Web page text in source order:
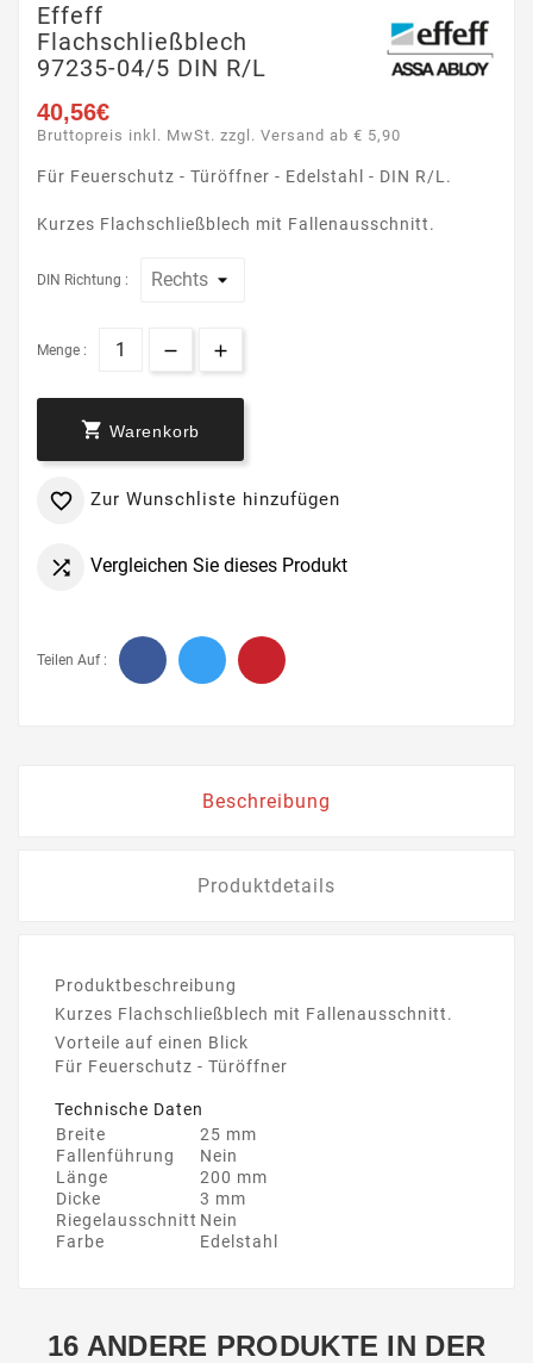
Effeff
Flachschließblech
97235-04/5 DIN R/L
40,56€
Bruttopreis inkl. MwSt. zzgl. Versand ab € 5,90
Für Feuerschutz - Türöffner - Edelstahl - DIN R/L.
Kurzes Flachschließblech mit Fallenausschnitt.
DIN Richtung :
Menge :
 Warenkorb
 Zur Wunschliste hinzufügen
 Vergleichen Sie dieses Produkt
Teilen Auf :
Beschreibung
Produktdetails
Produktbeschreibung
Kurzes Flachschließblech mit Fallenausschnitt.
Vorteile auf einen Blick
Für Feuerschutz - Türöffner
Technische Daten
Breite
25 mm
Fallenführung
Nein
Länge
200 mm
Dicke
3 mm
Riegelausschnitt Nein
Farbe
Edelstahl
16 ANDERE PRODUKTE IN DER